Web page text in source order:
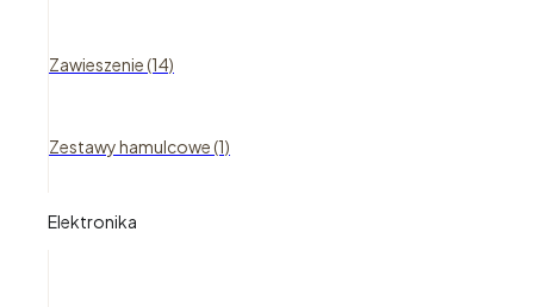
Zawieszenie (14)
Zestawy hamulcowe (1)
Elektronika